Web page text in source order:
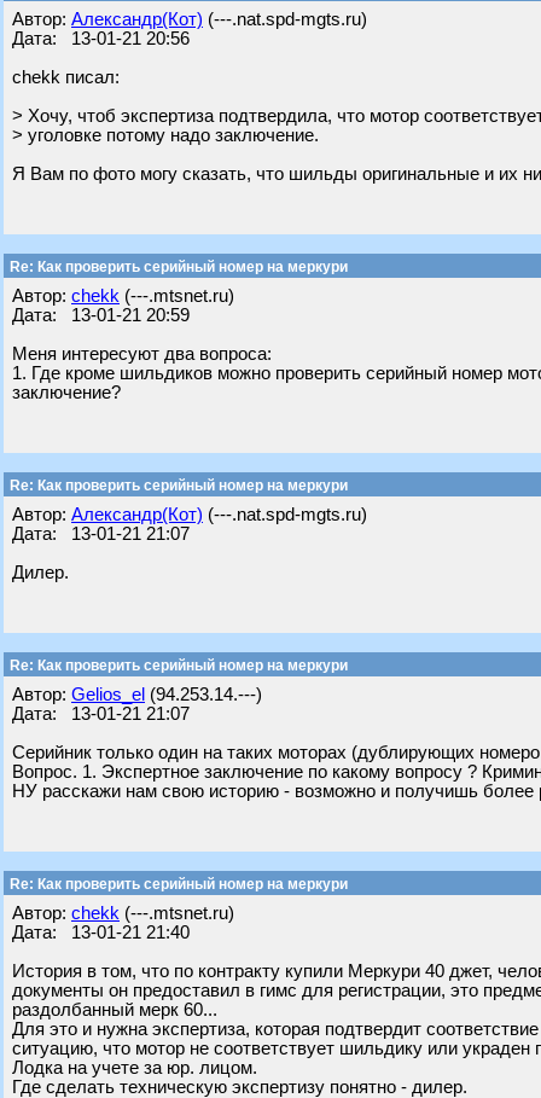
Автор: Александр(Кот) (---.nat.spd-mgts.ru)
Дата: 13-01-21 20:56
chekk писал:
> Хочу, чтоб экспертиза подтвердила, что мотор
> уголовке потому надо заключение.
Я Вам по фото могу сказать, что шильды оригинальные и их
Re: Как проверить серийный номер на меркури
Автор: chekk (---.mtsnet.ru)
Дата: 13-01-21 20:59
Меня интересуют два вопроса:
1. Где кроме шильдиков можно проверить серийный номер
заключение?
Re: Как проверить серийный номер на меркури
Автор: Александр(Кот) (---.nat.spd-mgts.ru)
Дата: 13-01-21 21:07
Дилер.
Re: Как проверить серийный номер на меркури
Автор: Gelios_el (94.253.14.---)
Дата: 13-01-21 21:07
Серийник только один на таких моторах (дублирующих
Вопрос. 1. Экспертное заключение по какому вопросу ?
НУ расскажи нам свою историю - возможно и получишь более
Re: Как проверить серийный номер на меркури
Автор: chekk (---.mtsnet.ru)
Дата: 13-01-21 21:40
История в том, что по контракту купили Меркури 40 джет,
документы он предоставил в гимс для регистрации, это
раздолбанный мерк 60...
Для это и нужна экспертиза, которая подтвердит
ситуацию, что мотор не соответствует шильдику или украден
Лодка на учете за юр. лицом.
Где сделать техническую экспертизу понятно - дилер.